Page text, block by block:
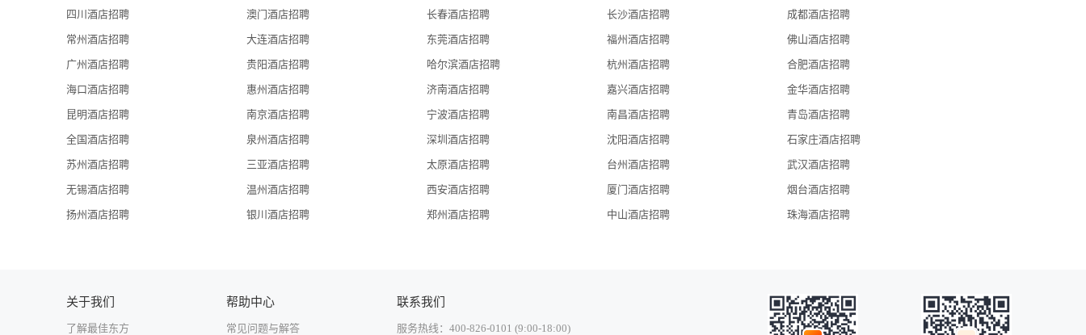
四川酒店招聘 澳门酒店招聘 长春酒店招聘 长沙酒店招聘 成都酒店招聘
常州酒店招聘 大连酒店招聘 东莞酒店招聘 福州酒店招聘 佛山酒店招聘
广州酒店招聘 贵阳酒店招聘 哈尔滨酒店招聘 杭州酒店招聘 合肥酒店招聘
海口酒店招聘 惠州酒店招聘 济南酒店招聘 嘉兴酒店招聘 金华酒店招聘
昆明酒店招聘 南京酒店招聘 宁波酒店招聘 南昌酒店招聘 青岛酒店招聘
全国酒店招聘 泉州酒店招聘 深圳酒店招聘 沈阳酒店招聘 石家庄酒店招聘
苏州酒店招聘 三亚酒店招聘 太原酒店招聘 台州酒店招聘 武汉酒店招聘
无锡酒店招聘 温州酒店招聘 西安酒店招聘 厦门酒店招聘 烟台酒店招聘
扬州酒店招聘 银川酒店招聘 郑州酒店招聘 中山酒店招聘 珠海酒店招聘
关于我们
了解最佳东方
帮助中心
常见问题与解答
联系我们
服务热线：400-826-0101 (9:00-18:00)